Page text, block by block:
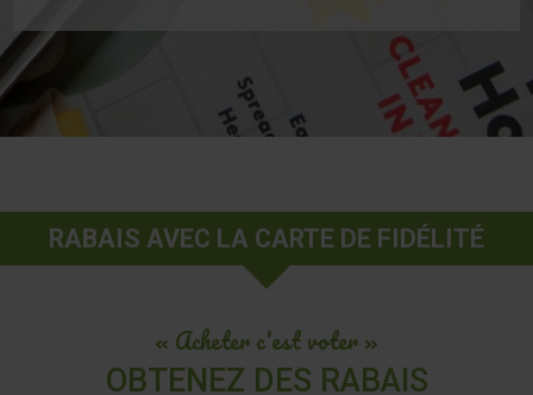
RABAIS AVEC LA CARTE DE FIDÉLITÉ
« Acheter c'est voter »
OBTENEZ DES RABAIS